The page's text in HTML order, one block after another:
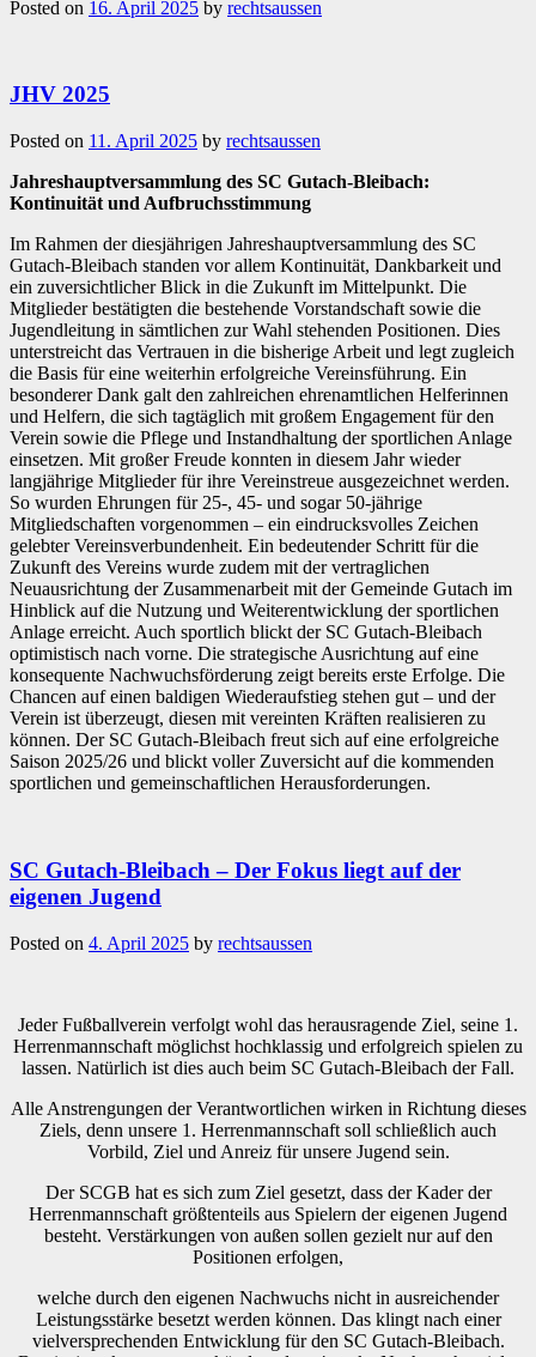
Posted on 16. April 2025 by rechtsaussen
JHV 2025
Posted on 11. April 2025 by rechtsaussen
Jahreshauptversammlung des SC Gutach-Bleibach:
Kontinuität und Aufbruchsstimmung
Im Rahmen der diesjährigen Jahreshauptversammlung des SC
Gutach-Bleibach standen vor allem Kontinuität, Dankbarkeit und
ein zuversichtlicher Blick in die Zukunft im Mittelpunkt. Die
Mitglieder bestätigten die bestehende Vorstandschaft sowie die
Jugendleitung in sämtlichen zur Wahl stehenden Positionen. Dies
unterstreicht das Vertrauen in die bisherige Arbeit und legt zugleich
die Basis für eine weiterhin erfolgreiche Vereinsführung. Ein
besonderer Dank galt den zahlreichen ehrenamtlichen Helferinnen
und Helfern, die sich tagtäglich mit großem Engagement für den
Verein sowie die Pflege und Instandhaltung der sportlichen Anlage
einsetzen. Mit großer Freude konnten in diesem Jahr wieder
langjährige Mitglieder für ihre Vereinstreue ausgezeichnet werden.
So wurden Ehrungen für 25-, 45- und sogar 50-jährige
Mitgliedschaften vorgenommen – ein eindrucksvolles Zeichen
gelebter Vereinsverbundenheit. Ein bedeutender Schritt für die
Zukunft des Vereins wurde zudem mit der vertraglichen
Neuausrichtung der Zusammenarbeit mit der Gemeinde Gutach im
Hinblick auf die Nutzung und Weiterentwicklung der sportlichen
Anlage erreicht. Auch sportlich blickt der SC Gutach-Bleibach
optimistisch nach vorne. Die strategische Ausrichtung auf eine
konsequente Nachwuchsförderung zeigt bereits erste Erfolge. Die
Chancen auf einen baldigen Wiederaufstieg stehen gut – und der
Verein ist überzeugt, diesen mit vereinten Kräften realisieren zu
können. Der SC Gutach-Bleibach freut sich auf eine erfolgreiche
Saison 2025/26 und blickt voller Zuversicht auf die kommenden
sportlichen und gemeinschaftlichen Herausforderungen.
SC Gutach-Bleibach – Der Fokus liegt auf der
eigenen Jugend
Posted on 4. April 2025 by rechtsaussen
Jeder Fußballverein verfolgt wohl das herausragende Ziel, seine 1.
Herrenmannschaft möglichst hochklassig und erfolgreich spielen zu
lassen. Natürlich ist dies auch beim SC Gutach-Bleibach der Fall.
Alle Anstrengungen der Verantwortlichen wirken in Richtung dieses
Ziels, denn unsere 1. Herrenmannschaft soll schließlich auch
Vorbild, Ziel und Anreiz für unsere Jugend sein.
Der SCGB hat es sich zum Ziel gesetzt, dass der Kader der
Herrenmannschaft größtenteils aus Spielern der eigenen Jugend
besteht. Verstärkungen von außen sollen gezielt nur auf den
Positionen erfolgen,
welche durch den eigenen Nachwuchs nicht in ausreichender
Leistungsstärke besetzt werden können. Das klingt nach einer
vielversprechenden Entwicklung für den SC Gutach-Bleibach.